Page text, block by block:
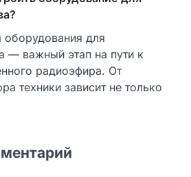
для
— важный этап на пути к
радиоэфира. От
техники зависит не только